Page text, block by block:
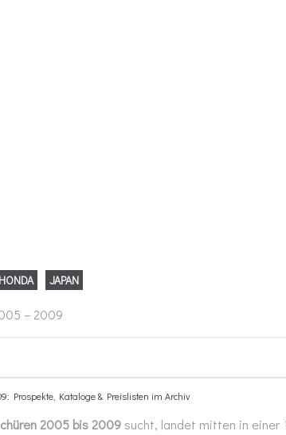
HONDA JAPAN
– 2009
Prospekte, Kataloge & Preislisten im Archiv
2005 bis 2009sucht, landet mitten in einer